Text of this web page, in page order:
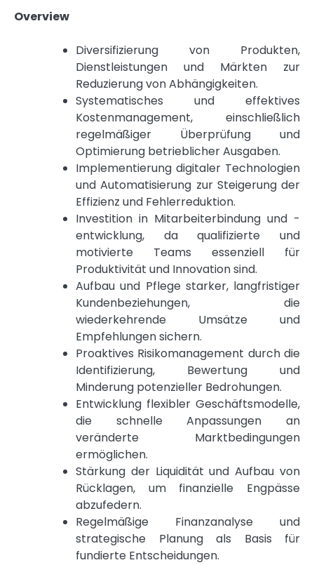
Overview
Diversifizierung von Produkten,
Dienstleistungen und Märkten zur
Reduzierung von Abhängigkeiten.
Systematisches und effektives
Kostenmanagement, einschließlich
regelmäßiger Überprüfung und
Optimierung betrieblicher Ausgaben.
Implementierung digitaler Technologien
und Automatisierung zur Steigerung der
Effizienz und Fehlerreduktion.
Investition in Mitarbeiterbindung und -
entwicklung, da qualifizierte und
motivierte Teams essenziell für
Produktivität und Innovation sind.
Aufbau und Pflege starker, langfristiger
Kundenbeziehungen, die
wiederkehrende Umsätze und
Empfehlungen sichern.
Proaktives Risikomanagement durch die
Identifizierung, Bewertung und
Minderung potenzieller Bedrohungen.
Entwicklung flexibler Geschäftsmodelle,
die schnelle Anpassungen an
veränderte Marktbedingungen
ermöglichen.
Stärkung der Liquidität und Aufbau von
Rücklagen, um finanzielle Engpässe
abzufedern.
Regelmäßige Finanzanalyse und
strategische Planung als Basis für
fundierte Entscheidungen.